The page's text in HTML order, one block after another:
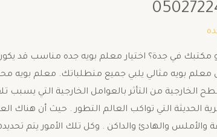
مكتبك في جدة؟ اختيار معلم بويه جده مناسب قد
معلم بويه مثالي يلبي جميع متطلباتك. معلم بويه
الخارجية من التأثر بالعوامل الخارجية التي يسبب
الحديثة التي تواكب العالم التطور . حيث أن هناك
والهادئ والداكن . وكل تلك الأمور يتم